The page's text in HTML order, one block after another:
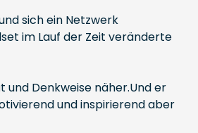
sich ein Netzwerk
im Lauf der Zeit veränderte
Denkweise näher.Und er
und inspirierend aber